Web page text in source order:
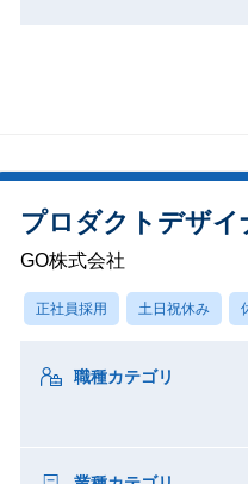
プロダクトデザイ
GO株式会社
正社員採用 土日祝休み
職種カテゴリ